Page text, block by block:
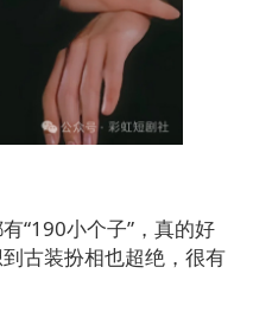
“190小个子”，真的好
古装扮相也超绝，很有